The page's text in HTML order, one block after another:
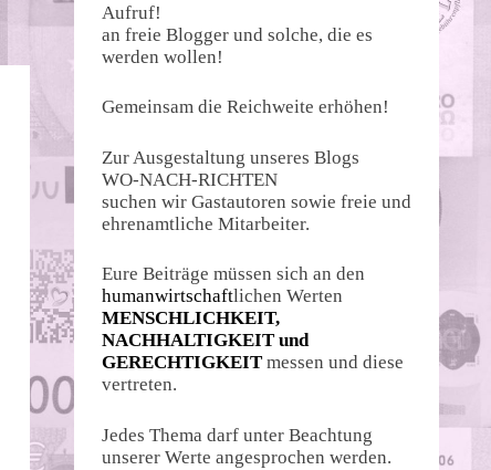
Aufruf!
an freie Blogger und solche, die es
werden wollen!
Gemeinsam die Reichweite erhöhen!
Zur Ausgestaltung unseres Blogs
WO-NACH-RICHTEN
suchen wir Gastautoren sowie freie und
ehrenamtliche Mitarbeiter.
Eure Beiträge müssen sich an den
humanwirtschaftlichen Werten
MENSCHLICHKEIT,
NACHHALTIGKEIT und
GERECHTIGKEIT messen und diese
vertreten.
Jedes Thema darf unter Beachtung
unserer Werte angesprochen werden.